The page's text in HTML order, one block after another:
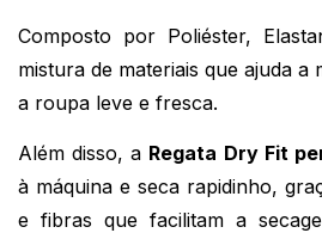
Composto por Poliéster,
mistura de materiais que ajuda
a roupa leve e fresca.
Além disso, a Regata Dry Fit
à máquina e seca rapidinho,
e fibras que facilitam a